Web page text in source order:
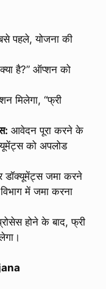
पहले, योजना की
है?” ऑप्शन को
मिलेगा, “फ्री
आवेदन पूरा करने के
को अपलोड
डॉक्यूमेंट्स जमा करने
में जमा करना
होने के बाद, फ्री